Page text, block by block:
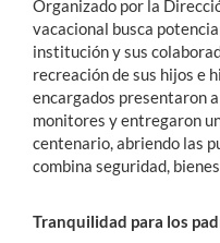
Organizado por la
vacacional busca
institución y sus
recreación de sus hijos e
encargados presentaron
monitores y entregaron
centenario, abriendo las
combina seguridad,
Tranquilidad para los